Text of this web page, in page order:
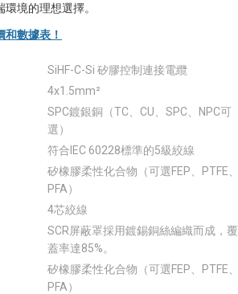
境的理想選擇。
和數據表！
SiHF-C-Si 矽膠控制連接電纜
4x1.5mm²
SPC鍍銀銅（TC、CU、SPC、NPC可
選）
符合IEC 60228標準的5級絞線
矽橡膠柔性化合物（可選FEP、PTFE、
PFA）
4芯絞線
SCR屏蔽罩採用鍍錫銅絲編織而成，覆
蓋率達85%。
矽橡膠柔性化合物（可選FEP、PTFE、
PFA）